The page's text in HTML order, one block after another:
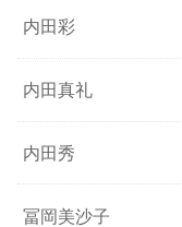
内田彩
内田真礼
内田秀
冨岡美沙子